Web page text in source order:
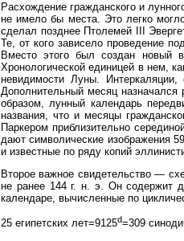
Расхождение гражданского и
не имело бы места. Это легко
сделал позднее Птолемей III
Те, от кого зависело проведение
Вместо этого был создан новый
Хронологической единицей в нем,
невидимости Луны.
Дополнительный месяц
образом, лунный календарь
названия, что и месяцы
Паркером приблизительно
дают символические изображения
и известные по ряду копий
Второе важное свидетельство —
не ранее 144 г. н. э. Он содержит
календаре, вычисленные по
25 египетских лет=9125d=309